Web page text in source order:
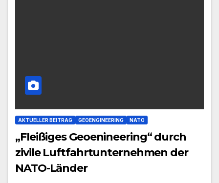
AKTUELLER BEITRAG GEOENGINEERING NATO
„Fleißiges Geoenineering“ durch
zivile Luftfahrtunternehmen der
NATO-Länder